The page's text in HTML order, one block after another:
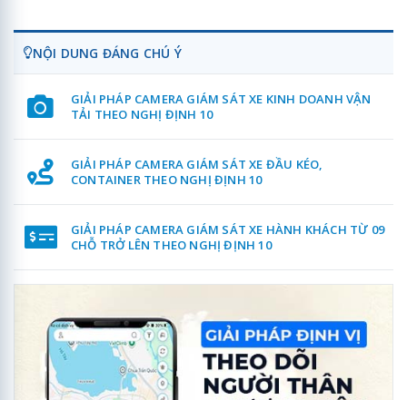
NỘI DUNG ĐÁNG CHÚ Ý
GIẢI PHÁP CAMERA GIÁM SÁT XE KINH DOANH VẬN
TẢI THEO NGHỊ ĐỊNH 10
GIẢI PHÁP CAMERA GIÁM SÁT XE ĐẦU KÉO,
CONTAINER THEO NGHỊ ĐỊNH 10
GIẢI PHÁP CAMERA GIÁM SÁT XE HÀNH KHÁCH TỪ 09
CHỖ TRỞ LÊN THEO NGHỊ ĐỊNH 10